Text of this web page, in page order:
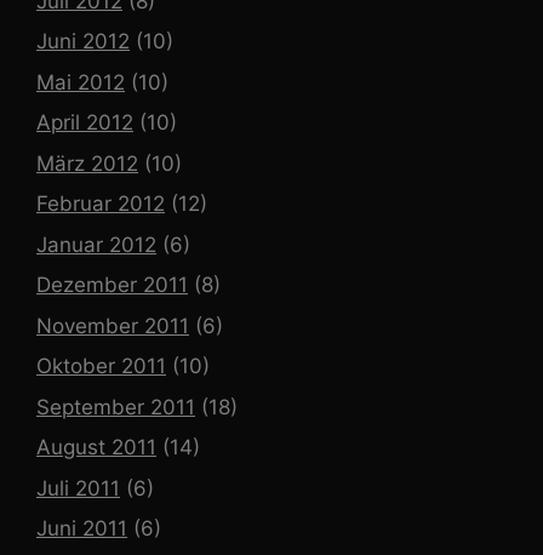
Juni 2012 (10)
Mai 2012 (10)
April 2012 (10)
März 2012 (10)
Februar 2012 (12)
Januar 2012 (6)
Dezember 2011 (8)
November 2011 (6)
Oktober 2011 (10)
September 2011 (18)
August 2011 (14)
Juli 2011 (6)
Juni 2011 (6)